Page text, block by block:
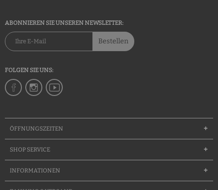
ABONNIEREN SIE UNSEREN NEWSLETTER:
Bestellen
FOLGEN SIE UNS:
ÖFFNUNGSZEITEN
SHOP SERVICE
INFORMATIONEN